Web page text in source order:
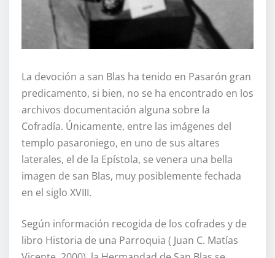
La devoción a san Blas ha tenido en Pasarón gran
predicamento, si bien, no se ha encontrado en los
archivos documentación alguna sobre la
Cofradía. Únicamente, entre las imágenes del
templo pasaroniego, en uno de sus altares
laterales, el de la Epístola, se venera una bella
imagen de san Blas, muy posiblemente fechada
en el siglo XVIII.
Según información recogida de los cofrades y de
libro Historia de una Parroquia ( Juan C. Matías